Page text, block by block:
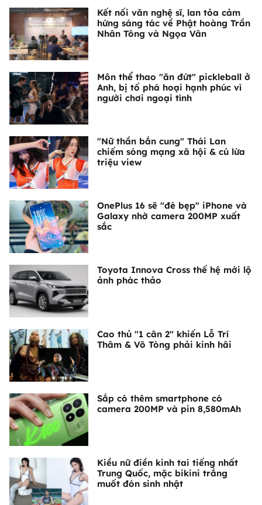
Kết nối văn nghệ sĩ, lan tỏa cảm
hứng sáng tác về Phật hoàng Trần
Nhân Tông và Ngọa Vân
Môn thể thao "ăn đứt" pickleball ở
Anh, bị tố phá hoại hạnh phúc vì
người chơi ngoại tình
"Nữ thần bắn cung" Thái Lan
chiếm sóng mạng xã hội & cú lừa
triệu view
OnePlus 16 sẽ "đè bẹp" iPhone và
Galaxy nhờ camera 200MP xuất
sắc
Toyota Innova Cross thế hệ mới lộ
ảnh phác thảo
Cao thủ "1 cân 2" khiến Lỗ Trí
Thâm & Võ Tòng phải kinh hãi
Sắp có thêm smartphone có
camera 200MP và pin 8,580mAh
Kiều nữ điền kinh tai tiếng nhất
Trung Quốc, mặc bikini trắng
muốt đón sinh nhật